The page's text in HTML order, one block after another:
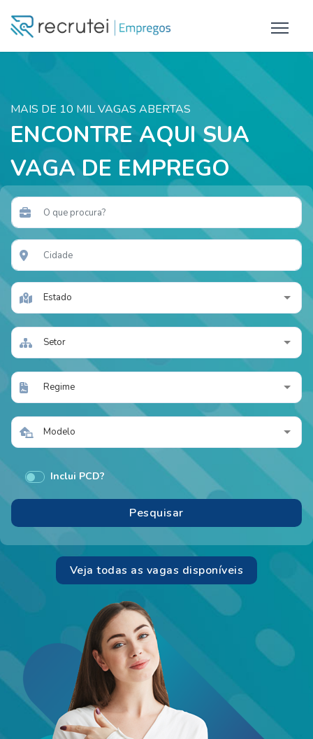
MAIS DE 10 MIL VAGAS ABERTAS
ENCONTRE AQUI SUA
VAGA DE EMPREGO
Estado
Setor
Regime
Modelo
Inclui PCD?
Veja todas as vagas disponíveis